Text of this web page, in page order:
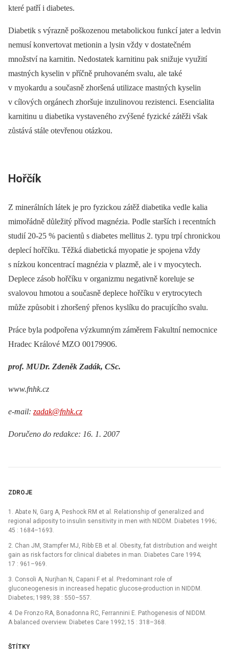
které patří i diabetes.
Diabetik s výrazně poškozenou metabolickou funkcí jater a ledvin
nemusí konvertovat metionin a lysin vždy v dostatečném
množství na karnitin. Nedostatek karnitinu pak snižuje využití
mastných kyselin v příčně pruhovaném svalu, ale také
v myokardu a současně zhoršená utilizace mastných kyselin
v cílových orgánech zhoršuje inzulinovou rezistenci. Esencialita
karnitinu u diabetika vystaveného zvýšené fyzické zátěži však
zůstává stále otevřenou otázkou.
Hořčík
Z minerálních látek je pro fyzickou zátěž diabetika vedle kalia
mimořádně důležitý přívod magnézia. Podle starších i recentních
studií 20-25 % pacientů s diabetes mellitus 2. typu trpí chronickou
deplecí hořčíku. Těžká diabetická myopatie je spojena vždy
s nízkou koncentrací magnézia v plazmě, ale i v myocytech.
Deplece zásob hořčíku v organizmu negativně koreluje se
svalovou hmotou a současně deplece hořčíku v erytrocytech
může způsobit i zhoršený přenos kyslíku do pracujícího svalu.
Práce byla podpořena výzkumným záměrem Fakultní nemocnice
Hradec Králové MZO 00179906.
prof. MUDr. Zdeněk Zadák, CSc.
www.fnhk.cz
e-mail: zadak@fnhk.cz
Doručeno do redakce: 16. 1. 2007
ZDROJE
1. Abate N, Garg A, Peshock RM et al. Relationship of generalized and
regional adiposity to insulin sensitivity in men with NIDDM. Diabetes 1996;
45 : 1684–1693.
2. Chan JM, Stampfer MJ, Ribb EB et al. Obesity, fat distribution and weight
gain as risk factors for clinical diabetes in man. Diabetes Care 1994;
17 : 961–969.
3. Consoli A, Nurjhan N, Capani F et al. Predominant role of
gluconeogenesis in increased hepatic glucose-production in NIDDM.
Diabetes; 1989; 38 : 550–557.
4. De Fronzo RA, Bonadonna RC, Ferrannini E. Pathogenesis of NIDDM.
A balanced overview. Diabetes Care 1992; 15 : 318–368.
ŠTÍTKY